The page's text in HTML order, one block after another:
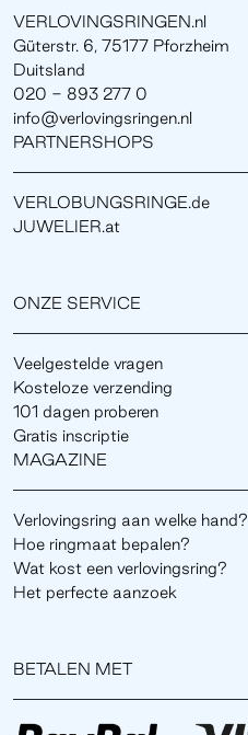
VERLOVINGSRINGEN.nl
Güterstr. 6, 75177 Pforzheim
Duitsland
020 - 893 277 0
info@verlovingsringen.nl
PARTNERSHOPS
VERLOBUNGSRINGE.de
JUWELIER.at
ONZE SERVICE
Veelgestelde vragen
Kosteloze verzending
101 dagen proberen
Gratis inscriptie
MAGAZINE
Verlovingsring aan welke hand?
Hoe ringmaat bepalen?
Wat kost een verlovingsring?
Het perfecte aanzoek
BETALEN MET